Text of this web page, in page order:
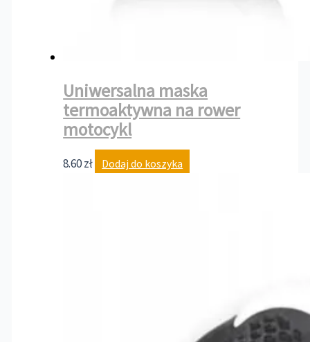
Uniwersalna maska
termoaktywna na rower
motocykl
8.60zł Dodaj do koszyka